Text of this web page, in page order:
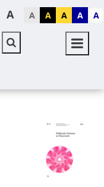
A A A A A A